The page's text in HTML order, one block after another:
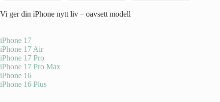
Vi ger din iPhone nytt liv – oavsett modell
iPhone 17
iPhone 17 Air
iPhone 17 Pro
iPhone 17 Pro Max
iPhone 16
iPhone 16 Plus